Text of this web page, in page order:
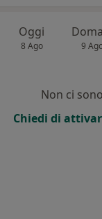
Oggi
8 Ago 9
Non ci
Chiedi di